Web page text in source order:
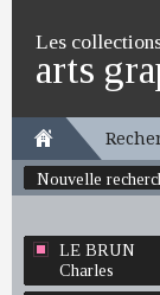
Les
arts
Nouvelle
LE BRUN
Charles